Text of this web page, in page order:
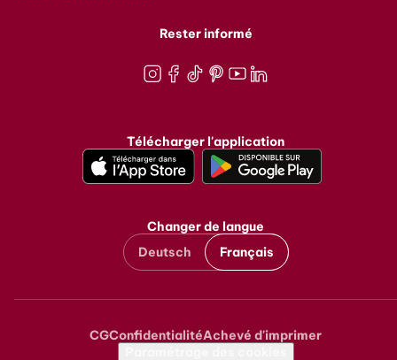
Rester informé
Télécharger l'application
Changer de langue
Deutsch
Français
Metanavigation
CGConfidentialitéAchevé d'imprimer